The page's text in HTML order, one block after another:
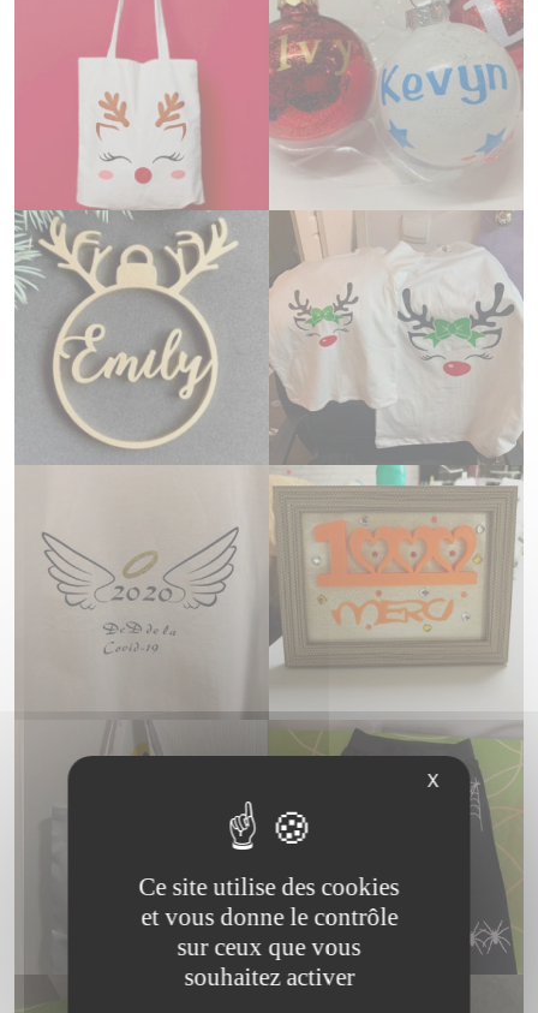
X
Ce site utilise des cookies
et vous donne le contrôle
sur ceux que vous
souhaitez activer